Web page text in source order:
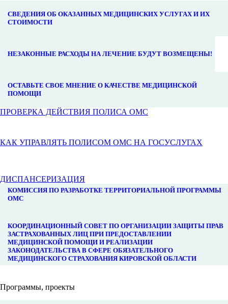
СВЕДЕНИЯ ОБ ОКАЗАННЫХ МЕДИЦИНСКИХ УСЛУГАХ И ИХ
СТОИМОСТИ
НЕЗАКОННЫЕ РАСХОДЫ НА ЛЕЧЕНИЕ БУДУТ ВОЗМЕЩЕНЫ!
ОСТАВЬТЕ СВОЕ МНЕНИЕ О КАЧЕСТВЕ МЕДИЦИНСКОЙ
ПОМОЩИ
ПРОВЕРКА ДЕЙСТВИЯ ПОЛИСА ОМС
КАК УПРАВЛЯТЬ ПОЛИСОМ ОМС НА ГОСУСЛУГАХ
ДИСПАНСЕРИЗАЦИЯ
КОМИССИЯ ПО РАЗРАБОТКЕ ТЕРРИТОРИАЛЬНОЙ ПРОГРАММЫ
ОМС
КООРДИНАЦИОННЫЙ СОВЕТ ПО ОРГАНИЗАЦИИ ЗАЩИТЫ ПРАВ
ЗАСТРАХОВАННЫХ ЛИЦ ПРИ ПРЕДОСТАВЛЕНИИ
МЕДИЦИНСКОЙ ПОМОЩИ И РЕАЛИЗАЦИИ
ЗАКОНОДАТЕЛЬСТВА В СФЕРЕ ОБЯЗАТЕЛЬНОГО
МЕДИЦИНСКОГО СТРАХОВАНИЯ КИРОВСКОЙ ОБЛАСТИ
Программы, проекты